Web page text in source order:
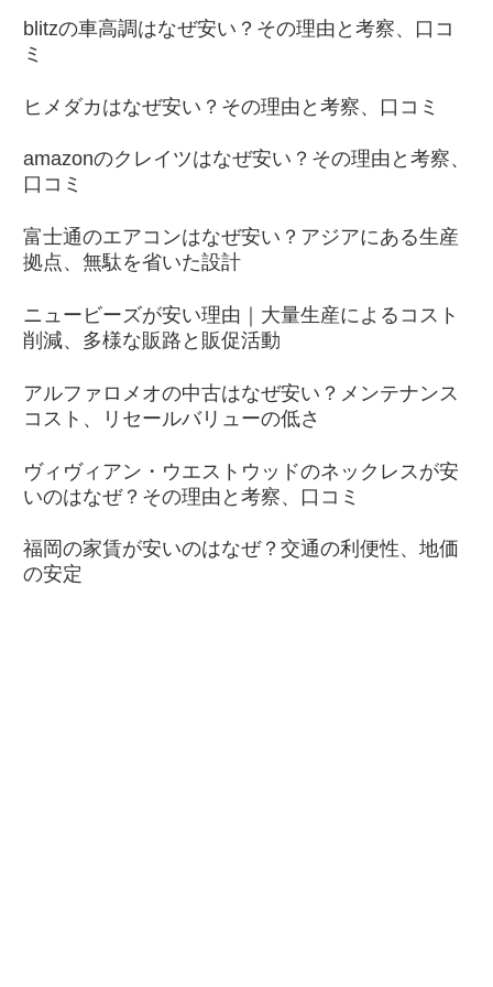
blitzの車高調はなぜ安い？その理由と考察、口コ
ミ
ヒメダカはなぜ安い？その理由と考察、口コミ
amazonのクレイツはなぜ安い？その理由と考察、
口コミ
富士通のエアコンはなぜ安い？アジアにある生産
拠点、無駄を省いた設計
ニュービーズが安い理由｜大量生産によるコスト
削減、多様な販路と販促活動
アルファロメオの中古はなぜ安い？メンテナンス
コスト、リセールバリューの低さ
ヴィヴィアン・ウエストウッドのネックレスが安
いのはなぜ？その理由と考察、口コミ
福岡の家賃が安いのはなぜ？交通の利便性、地価
の安定